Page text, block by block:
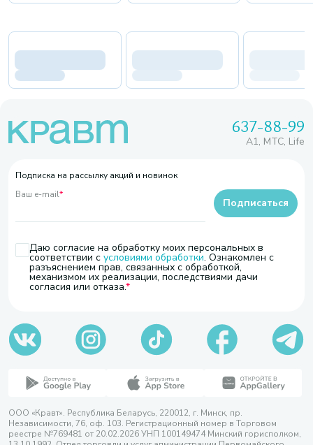
637-88-99
A1, МТС, Life
Подписка на рассылку акций и новинок
Ваш e-mail*
Даю согласие на обработку моих персональных в
соответствии с условиями обработки. Ознакомлен с
разъяснением прав, связанных с обработкой,
механизмом их реализации, последствиями дачи
согласия или отказа.
Подписаться
ООО «Кравт». Республика Беларусь, 220012, г. Минск, пр.
Независимости, 76, оф. 103. Регистрационный номер в Торговом
реестре №769481 от 20.02.2026 УНП 100149474 Минский горисполком,